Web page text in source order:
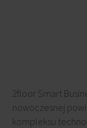
2floor Smart
nowoczesnej
kompleksu